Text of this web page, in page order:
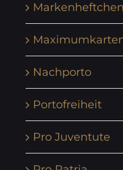
Markenheftchen
Nachporto
Portofreiheit
Pro Juventute